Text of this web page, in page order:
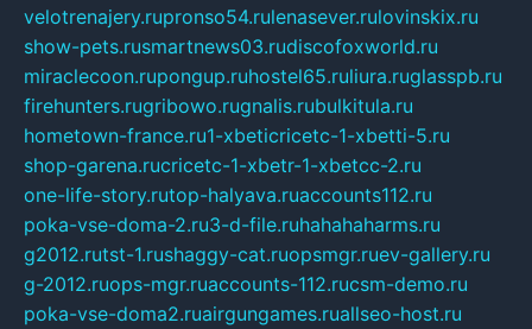
velotrenajery.rupronso54.rulenasever.rulovinskix.ru
show-pets.rusmartnews03.rudiscofoxworld.ru
miraclecoon.rupongup.ruhostel65.ruliura.ruglasspb.ru
firehunters.rugribowo.rugnalis.rubulkitula.ru
hometown-france.ru1-xbeticricetc-1-xbetti-5.ru
shop-garena.rucricetc-1-xbetr-1-xbetcc-2.ru
one-life-story.rutop-halyava.ruaccounts112.ru
poka-vse-doma-2.ru3-d-file.ruhahahaharms.ru
g2012.rutst-1.rushaggy-cat.ruopsmgr.ruev-gallery.ru
g-2012.ruops-mgr.ruaccounts-112.rucsm-demo.ru
poka-vse-doma2.ruairgungames.ruallseo-host.ru